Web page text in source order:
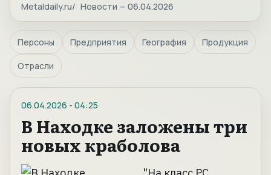
Metaldaily.ru Новости — 06.04.2026
Персоны Предприятия География Продукция
Отрасли
06.04.2026 - 04:25
В Находке заложены три
новых краболова